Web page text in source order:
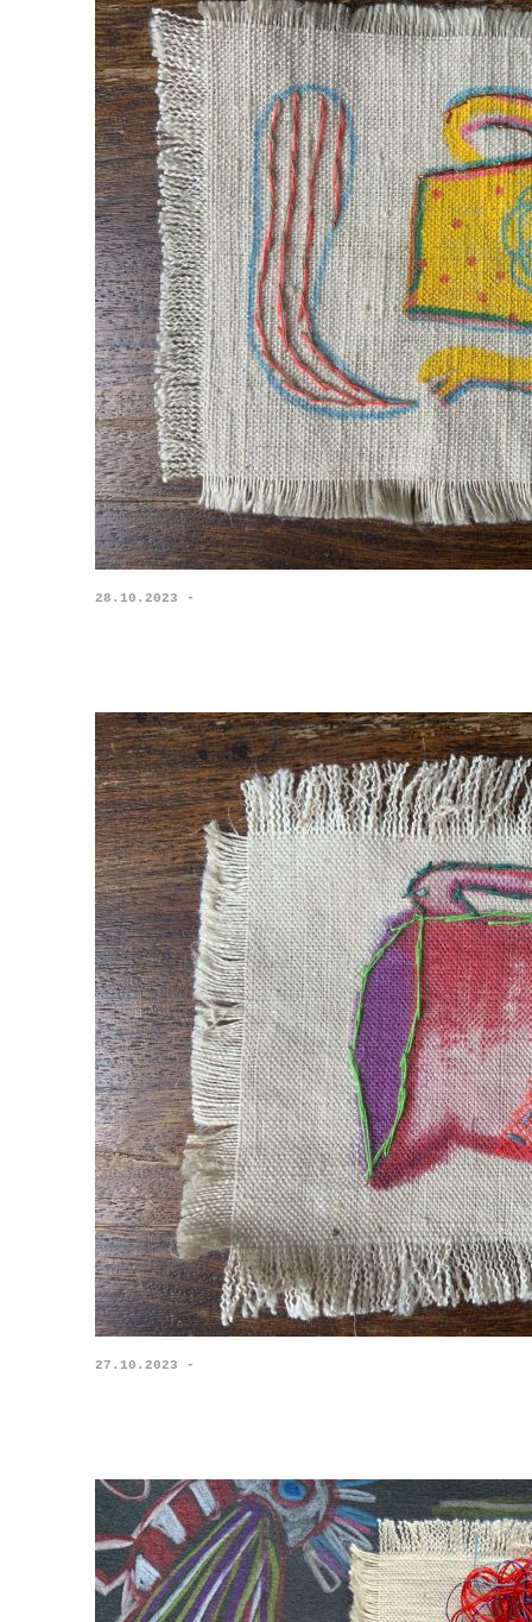
28.10.2023 -
27.10.2023 -